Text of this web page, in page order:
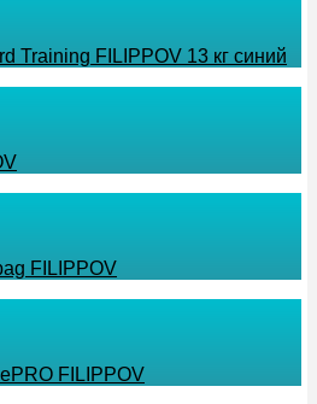
Training FILIPPOV 13 кг синий
FILIPPOV
FILIPPOV